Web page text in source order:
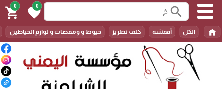
search
0
favorite
0
shopping_cart
home الكل أقمشة كلف تطريز خيوط و ومقصات و لوازم الخياطين